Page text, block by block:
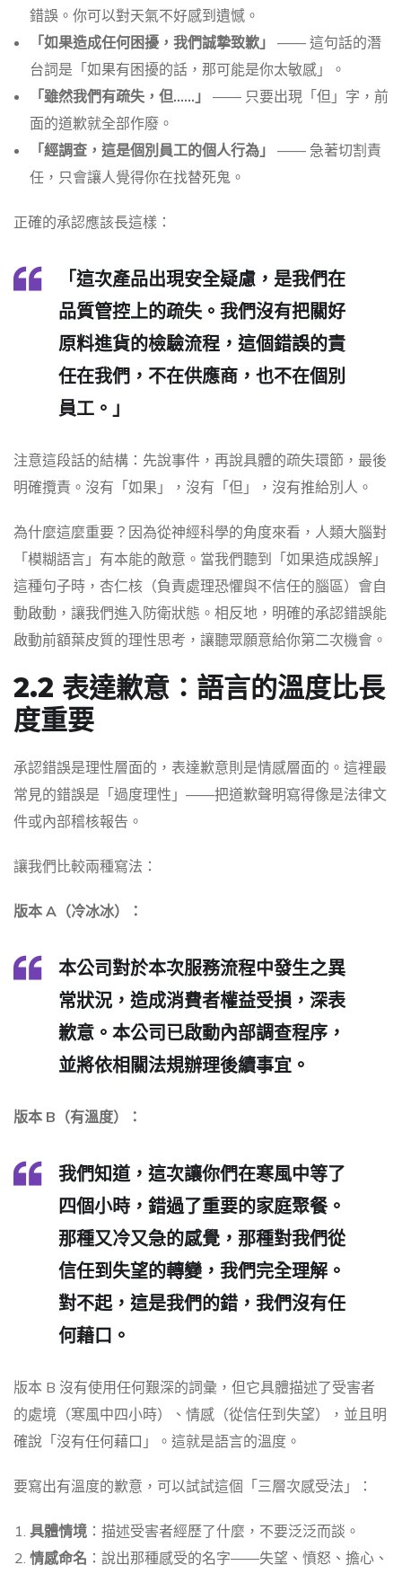
錯誤。你可以對天氣不好感到遺憾。
「如果造成任何困擾，我們誠摯致歉」 —— 這句話的潛
台詞是「如果有困擾的話，那可能是你太敏感」。
「雖然我們有疏失，但……」 —— 只要出現「但」字，前
面的道歉就全部作廢。
「經調查，這是個別員工的個人行為」 —— 急著切割責
任，只會讓人覺得你在找替死鬼。
正確的承認應該長這樣：
「這次產品出現安全疑慮，是我們在
品質管控上的疏失。我們沒有把關好
原料進貨的檢驗流程，這個錯誤的責
任在我們，不在供應商，也不在個別
員工。」
注意這段話的結構：先說事件，再說具體的疏失環節，最後
明確攬責。沒有「如果」，沒有「但」，沒有推給別人。
為什麼這麼重要？因為從神經科學的角度來看，人類大腦對
「模糊語言」有本能的敵意。當我們聽到「如果造成誤解」
這種句子時，杏仁核（負責處理恐懼與不信任的腦區）會自
動啟動，讓我們進入防衛狀態。相反地，明確的承認錯誤能
啟動前額葉皮質的理性思考，讓聽眾願意給你第二次機會。
2.2 表達歉意：語言的溫度比長
度重要
承認錯誤是理性層面的，表達歉意則是情感層面的。這裡最
常見的錯誤是「過度理性」——把道歉聲明寫得像是法律文
件或內部稽核報告。
讓我們比較兩種寫法：
版本 A（冷冰冰）：
本公司對於本次服務流程中發生之異
常狀況，造成消費者權益受損，深表
歉意。本公司已啟動內部調查程序，
並將依相關法規辦理後續事宜。
版本 B（有溫度）：
我們知道，這次讓你們在寒風中等了
四個小時，錯過了重要的家庭聚餐。
那種又冷又急的感覺，那種對我們從
信任到失望的轉變，我們完全理解。
對不起，這是我們的錯，我們沒有任
何藉口。
版本 B 沒有使用任何艱深的詞彙，但它具體描述了受害者
的處境（寒風中四小時）、情感（從信任到失望），並且明
確說「沒有任何藉口」。這就是語言的溫度。
要寫出有溫度的歉意，可以試試這個「三層次感受法」：
具體情境 ：描述受害者經歷了什麼，不要泛泛而談。
情感命名 ：說出那種感受的名字——失望、憤怒、擔心、